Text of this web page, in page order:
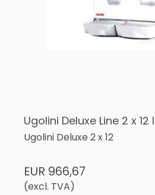
Ugolini Deluxe Line 2 x
Ugolini Deluxe 2 x 12
EUR 966,67
(excl. TVA)